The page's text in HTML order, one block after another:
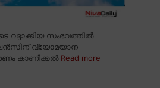
റദ്ദാക്കിയ സംഭവത്തിൽ
വ്യോമയാന
കാണിക്കൽ Read more